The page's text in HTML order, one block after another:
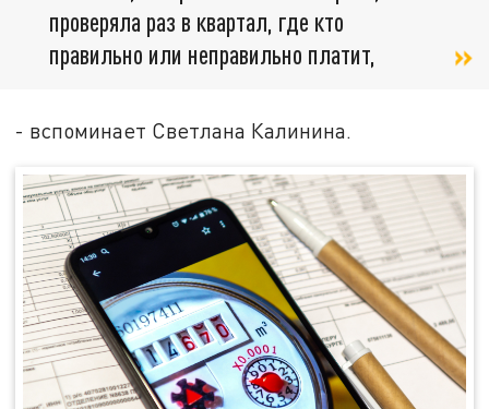
проверяла раз в квартал, где кто
правильно или неправильно платит,
- вспоминает Светлана Калинина.